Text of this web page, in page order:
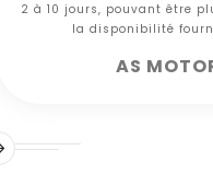
2 à 10 jours, pouvant être
la disponibilité
AS